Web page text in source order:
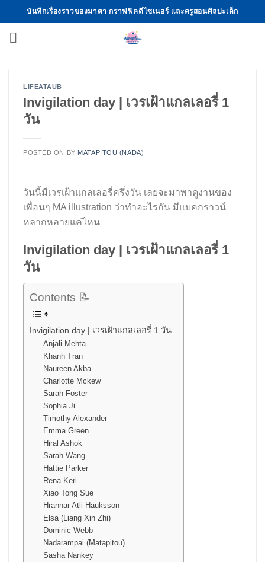
to
content
บันทึกเรื่องราวของมาตา กราฟฟิคดีไซเนอร์ และครูสอนศิลปะเด็ก
LIFEATAUB
Invigilation day | เวรเฝ้าแกลเลอรี่ 1
วัน
POSTED ON BY MATAPITOU (NADA)
วันนี้มีเวรเฝ้าแกลเลอรี่ครึ่งวัน เลยจะมาพาดูงานของ
เพื่อนๆ MA illustration ว่าทำอะไรกัน มีแบคกราวน์
หลากหลายแค่ไหน
Invigilation day | เวรเฝ้าแกลเลอรี่ 1
วัน
Contents 📝
Invigilation day | เวรเฝ้าแกลเลอรี่ 1 วัน
Anjali Mehta
Khanh Tran
Naureen Akba
Charlotte Mckew
Sarah Foster
Sophia Ji
Timothy Alexander
Emma Green
Hiral Ashok
Sarah Wang
Hattie Parker
Rena Keri
Xiao Tong Sue
Hrannar Atli Hauksson
Elsa (Liang Xin Zhi)
Dominic Webb
Nadarampai (Matapitou)
Sasha Nankey